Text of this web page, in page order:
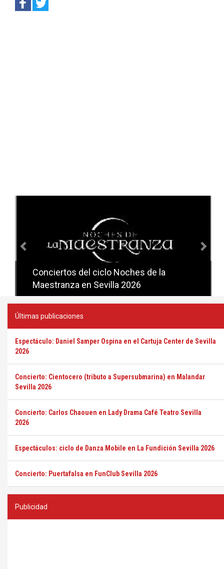
Conciertos del ciclo Noches de la
Maestranza en Sevilla 2026
Conciertos del ciclo Candlelight en
Sevilla
Últimas publicaciones
Espectáculo: Daniel Samper Ospina en el Cartuja Center de Sevilla
2026
Concierto: Cientocero (tributo a Supersubmarina) en Malandar
Sevilla 2026
Concierto: Carlos Chaouen en Lady Drama Café Teatro Sevilla
2026
Espectáculos: ciclo de Danza Mobile en La Fundición Sevilla 2026
Concierto: Puertafalsa en FunClub Sevilla 2026
Publicidad